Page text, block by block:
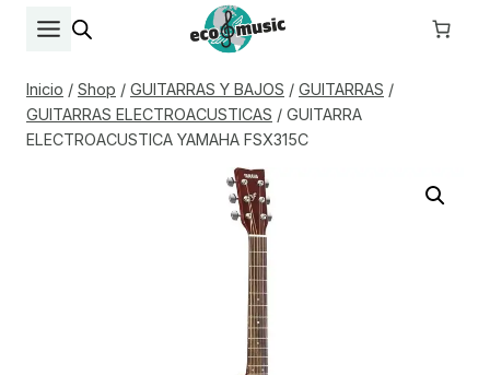
Inicio / Shop / GUITARRAS Y BAJOS / GUITARRAS /
GUITARRAS ELECTROACUSTICAS / GUITARRA
ELECTROACUSTICA YAMAHA FSX315C